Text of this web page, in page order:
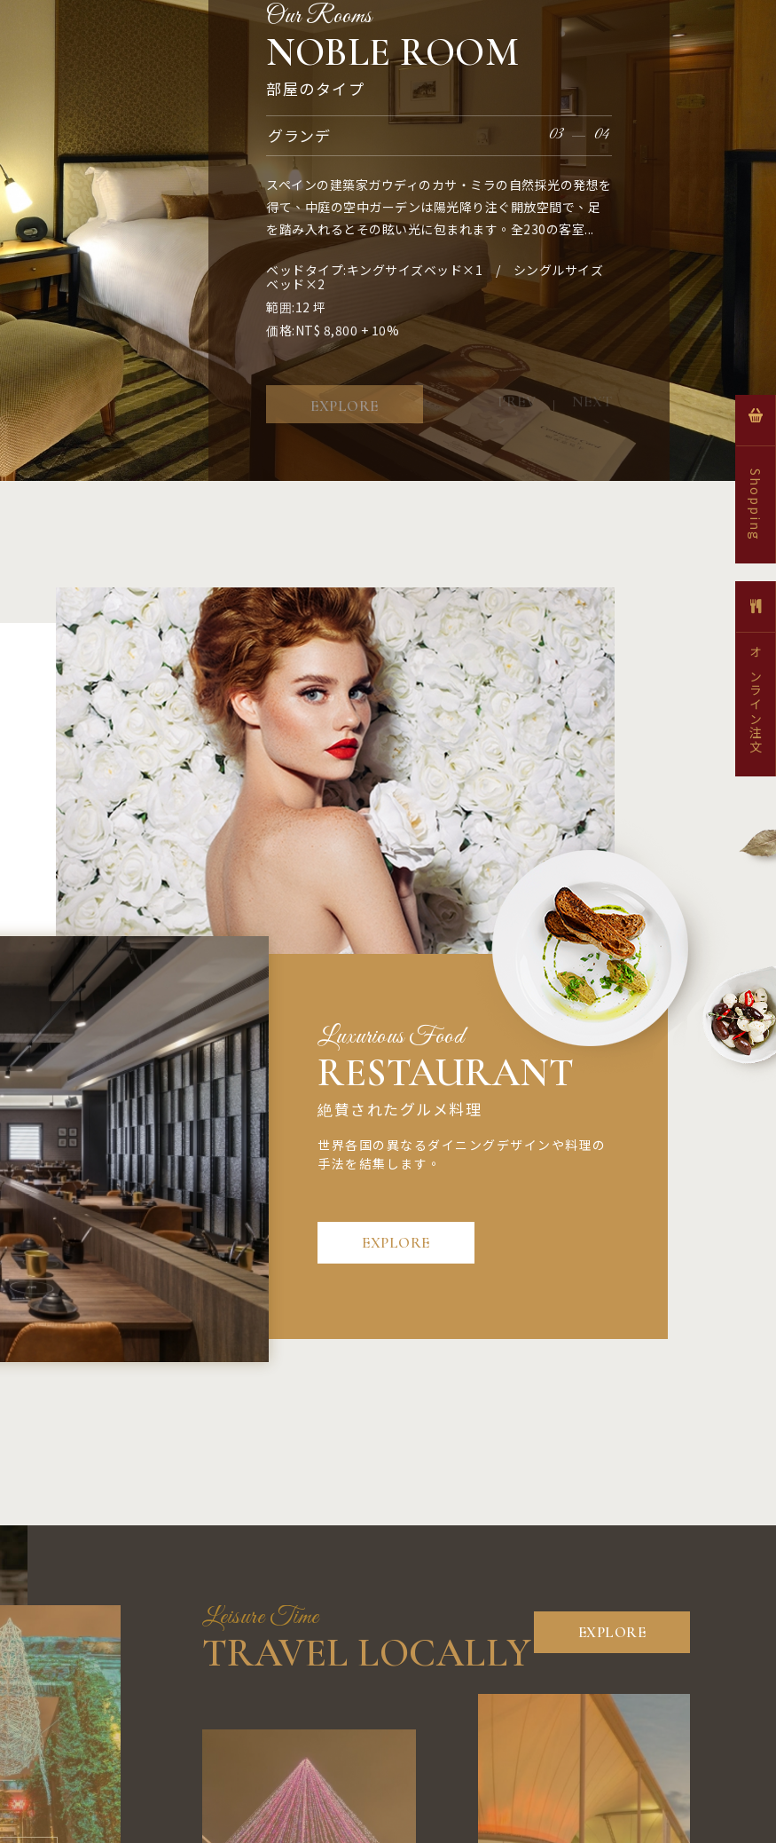
Our Rooms
NOBLE ROOM
部屋のタイプ
クアドラプル 01 04
スペインの建築家ガウディのカサ・ミラの自然採光の発想を
得て、中庭の空中ガーデンは陽光降り注ぐ開放空間で、足
を踏み入れるとその眩い光に包まれます。全230の客室...
ベッドタイプ:キングサイズベッド×2
範囲: 12 坪
価格:NT$ 10,800 + 10%
EXPLORE
スーペリア 02 04
スペインの建築家ガウディのカサ・ミラの自然採光の発想を
得て、中庭の空中ガーデンは陽光降り注ぐ開放空間で、足
を踏み入れるとその眩い光に包まれます。全230の客室...
ベッドタイプ:キングサイズベッド×1 / シングルサイズ
ベッド×2
範囲:10 坪
価格:NT$ 8,000 + 10%
EXPLORE
グランデ 03 04
スペインの建築家ガウディのカサ・ミラの自然採光の発想を
得て、中庭の空中ガーデンは陽光降り注ぐ開放空間で、足
を踏み入れるとその眩い光に包まれます。全230の客室...
ベッドタイプ:キングサイズベッド×1 / シングルサイズ
ベッド×2
範囲:12 坪
価格:NT$ 8,800 + 10%
EXPLORE
プレミアスイーツ 04 04
スペインの建築家ガウディのカサ・ミラの自然採光の発想を
得て、中庭の空中ガーデンは陽光降り注ぐ開放空間で、足
を踏み入れるとその眩い光に包まれます。全230の客室...
ベッドタイプ:キングサイズベッド×1 + 独立リビング
範囲: 16 坪
価格:NT$ 12,800 + 10%
EXPLORE
Luxurious Food
RESTAURANT
絶賛されたグルメ料理
世界各国の異なるダイニングデザインや料理の
手法を結集します。
EXPLORE
Leisure Time
TRAVEL LOCALLY EXPLORE
Shopping
オンライン注文